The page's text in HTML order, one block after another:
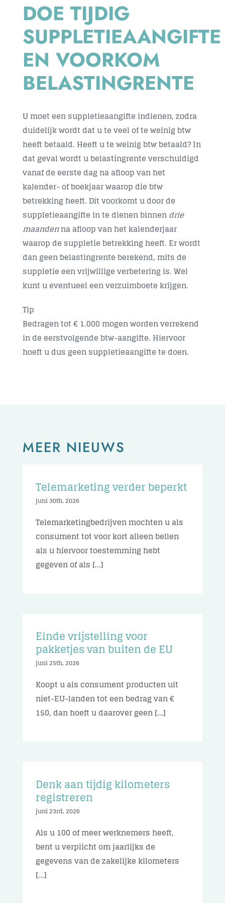
Contact
DOE TIJDIG
SUPPLETIEAANGIFTE
EN VOORKOM
BELASTINGRENTE
U moet een suppletieaangifte indienen, zodra
duidelijk wordt dat u te veel of te weinig btw
heeft betaald. Heeft u te weinig btw betaald? In
dat geval wordt u belastingrente verschuldigd
vanaf de eerste dag na afloop van het
kalender- of boekjaar waarop die btw
betrekking heeft. Dit voorkomt u door de
suppletieaangifte in te dienen binnendrie
maandenna afloop van het kalenderjaar
waarop de suppletie betrekking heeft. Er wordt
dan geen belastingrente berekend, mits de
suppletie een vrijwillige verbetering is. Wel
kunt u eventueel een verzuimboete krijgen.
Tip
Bedragen tot € 1.000 mogen worden verrekend
in de eerstvolgende btw-aangifte. Hiervoor
hoeft u dus geen suppletieaangifte te doen.
MEER NIEUWS
Telemarketing verder beperkt
juni 30th, 2026
Telemarketingbedrijven mochten u als
consument tot voor kort alleen bellen
als u hiervoor toestemming hebt
gegeven of als [...]
Einde vrijstelling voor
pakketjes van buiten de EU
juni 25th, 2026
Koopt u als consument producten uit
niet-EU-landen tot een bedrag van €
150, dan hoeft u daarover geen [...]
Denk aan tijdig kilometers
registreren
juni 23rd, 2026
Als u 100 of meer werknemers heeft,
bent u verplicht om jaarlijks de
gegevens van de zakelijke kilometers
[...]